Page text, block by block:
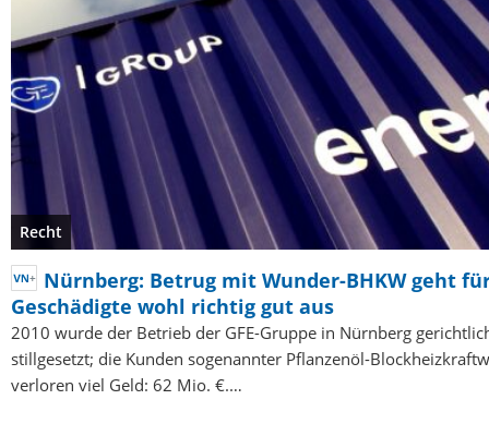
Recht
Nürnberg: Betrug mit Wunder-BHKW geht
Geschädigte wohl richtig gut aus
2010 wurde der Betrieb der GFE-Gruppe in Nürnberg
stillgesetzt; die Kunden sogenannter Pflanzenöl-
verloren viel Geld: 62 Mio. €.…